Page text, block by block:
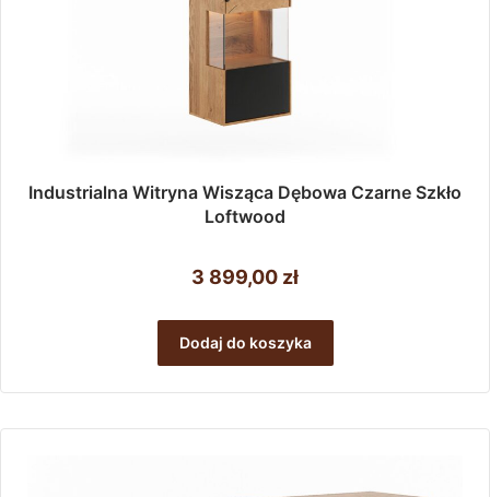
Industrialna Witryna Wisząca Dębowa Czarne Szkło
Loftwood
3 899,00 zł
Dodaj do koszyka